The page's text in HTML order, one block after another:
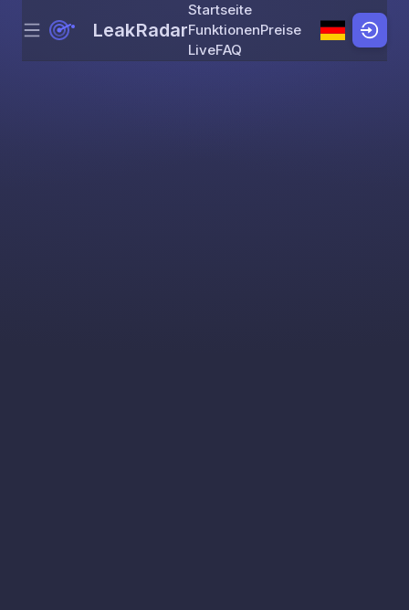
Skip to content
Menu LeakRadar
Startseite
FunktionenPreise
LiveFAQ